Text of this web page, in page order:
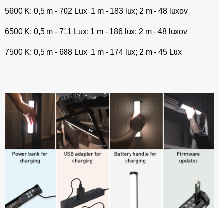
5600 K: 0,5 m - 702 Lux; 1 m - 183 lux; 2 m - 48 luxov
6500 K: 0,5 m - 711 Lux; 1 m - 186 lux; 2 m - 48 luxov
7500 K: 0,5 m - 688 Lux; 1 m - 174 lux; 2 m - 45 Lux